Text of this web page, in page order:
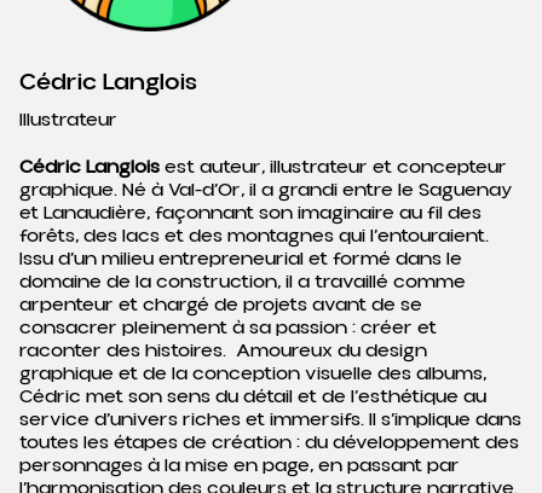
Cédric Langlois
Illustrateur
Cédric Langloisest auteur, illustrateur et concepteur
graphique. Né à Val-d’Or, il a grandi entre le Saguenay
et Lanaudière, façonnant son imaginaire au fil des
forêts, des lacs et des montagnes qui l’entouraient.
Issu d’un milieu entrepreneurial et formé dans le
domaine de la construction, il a travaillé comme
arpenteur et chargé de projets avant de se
consacrer pleinement à sa passion : créer et
raconter des histoires. Amoureux du design
graphique et de la conception visuelle des albums,
Cédric met son sens du détail et de l’esthétique au
service d’univers riches et immersifs. Il s’implique dans
toutes les étapes de création : du développement des
personnages à la mise en page, en passant par